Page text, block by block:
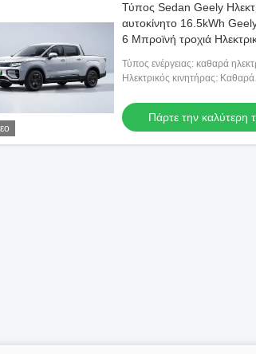
Τύπος Sedan Geely
αυτοκίνητο 16.5kWh
6 Μπροϊνή τροχιά
Τύπος ενέργειας: καθαρά
Ηλεκτρικός κινητήρας: Καθαρά
Πάρτε την καλύτερη